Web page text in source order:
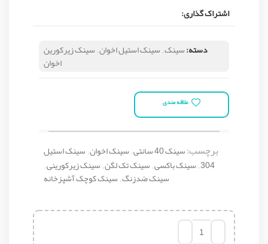
اشتراک گذاری:
دسته:سینک,سینک استیل اخوان,سینک زیرکورین
اخوان
علاقه مندی
برچسب:سینک 40 سانتی ,سینک اخوان,سینک استیل
304
,سینک باکسی,سینک تک لگن,سینک زیرکورینی,
سینک ضدزنگ,سینک کوچک آشپزخانه